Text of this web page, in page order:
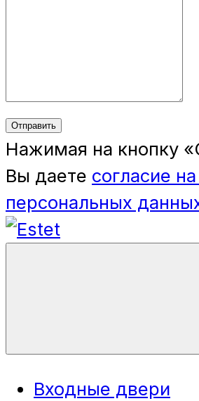
Отправить
Нажимая на кнопку
Вы даете согласие
персональных
Входные двери